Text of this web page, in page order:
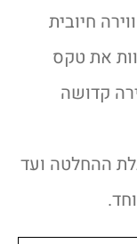
חיובית
את טקס
קדושה
ההחלטה ועד